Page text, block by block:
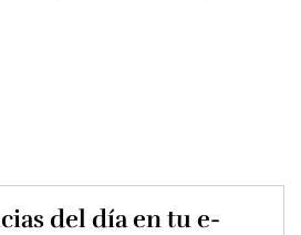
del día en tu e-